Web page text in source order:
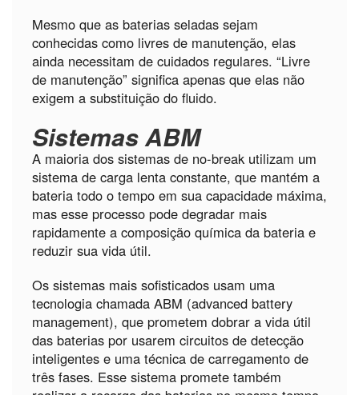
Mesmo que as baterias seladas sejam
conhecidas como livres de manutenção, elas
ainda necessitam de cuidados regulares. “Livre
de manutenção” significa apenas que elas não
exigem a substituição do fluido.
Sistemas ABM
A maioria dos sistemas de no-break utilizam um
sistema de carga lenta constante, que mantém a
bateria todo o tempo em sua capacidade máxima,
mas esse processo pode degradar mais
rapidamente a composição química da bateria e
reduzir sua vida útil.
Os sistemas mais sofisticados usam uma
tecnologia chamada ABM (advanced battery
management), que prometem dobrar a vida útil
das baterias por usarem circuitos de detecção
inteligentes e uma técnica de carregamento de
três fases. Esse sistema promete também